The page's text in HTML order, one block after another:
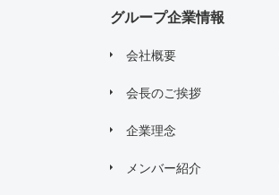
グループ企業情報
会社概要
会長のご挨拶
企業理念
メンバー紹介